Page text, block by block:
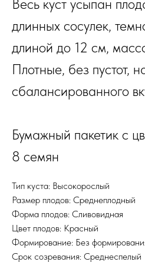
Весь куст усыпан
длинных сосулек,
длиной до 12 см,
Плотные, без пустот,
сбалансированного
Бумажный пакетик с
8 семян
Тип куста: Высокорослый
Размер плодов: Среднеплодный
Форма плодов: Сливовидная
Цвет плодов: Красный
Формирование: Без
Срок созревания: Среднеспелый